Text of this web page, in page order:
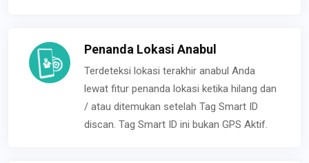
Penanda Lokasi Anabul
Terdeteksi lokasi terakhir anabul Anda
lewat fitur penanda lokasi ketika hilang dan
/ atau ditemukan setelah Tag Smart ID
discan. Tag Smart ID ini bukan GPS Aktif.